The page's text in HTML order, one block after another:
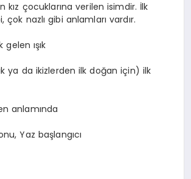
kız çocuklarına verilen isimdir. İlk
çok nazlı gibi anlamları vardır.
gelen ışık
ya da ikizlerden ilk doğan için) ilk
anlamında
Yaz başlangıcı